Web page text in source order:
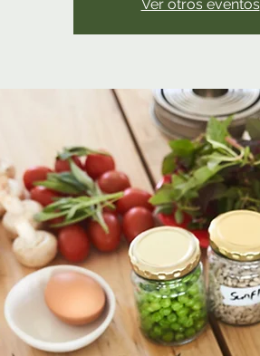
Ver otros eventos